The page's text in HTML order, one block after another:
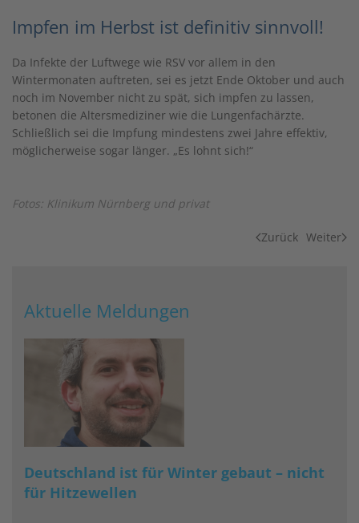
Impfen im Herbst ist definitiv sinnvoll!
Da Infekte der Luftwege wie RSV vor allem in den
Wintermonaten auftreten, sei es jetzt Ende Oktober und auch
noch im November nicht zu spät, sich impfen zu lassen,
betonen die Altersmediziner wie die Lungenfachärzte.
Schließlich sei die Impfung mindestens zwei Jahre effektiv,
möglicherweise sogar länger. „Es lohnt sich!“
Fotos: Klinikum Nürnberg und privat
Zurück Weiter
Aktuelle Meldungen
Deutschland ist für Winter gebaut – nicht
für Hitzewellen